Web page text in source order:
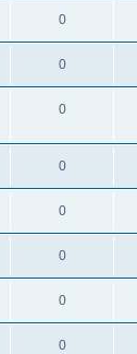
0
0
0
0
0
0
0
0